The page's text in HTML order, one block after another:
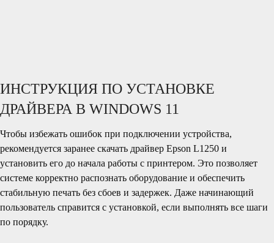
ИНСТРУКЦИЯ ПО УСТАНОВКЕ
ДРАЙВЕРА В WINDOWS 11
Чтобы избежать ошибок при подключении устройства,
рекомендуется заранее скачать драйвер Epson L1250 и
установить его до начала работы с принтером. Это позволяет
системе корректно распознать оборудование и обеспечить
стабильную печать без сбоев и задержек. Даже начинающий
пользователь справится с установкой, если выполнять все шаги
по порядку.